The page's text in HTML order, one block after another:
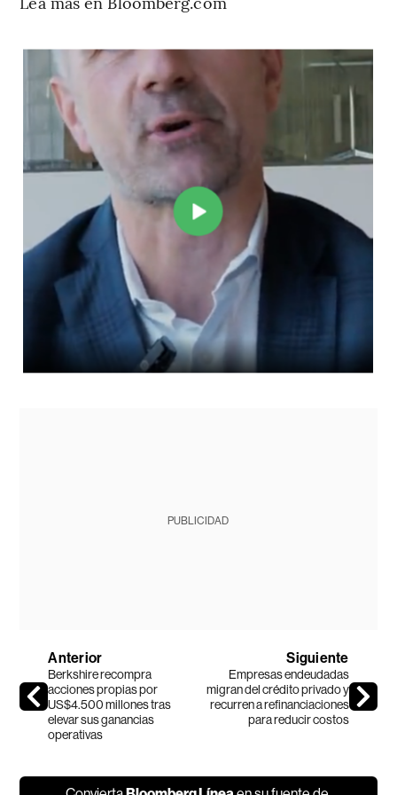
PUBLICIDAD
Anterior
Berkshire recompra
acciones propias por
US$4.500 millones tras
elevar sus ganancias
operativas
Siguiente
Empresas endeudadas
migran del crédito privado y
recurren a refinanciaciones
para reducir costos